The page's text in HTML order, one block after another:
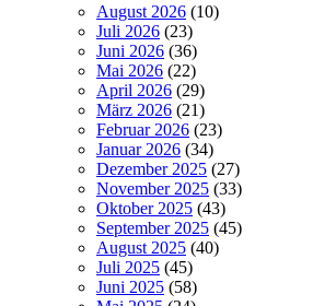
August 2026 (10)
Juli 2026 (23)
Juni 2026 (36)
Mai 2026 (22)
April 2026 (29)
März 2026 (21)
Februar 2026 (23)
Januar 2026 (34)
Dezember 2025 (27)
November 2025 (33)
Oktober 2025 (43)
September 2025 (45)
August 2025 (40)
Juli 2025 (45)
Juni 2025 (58)